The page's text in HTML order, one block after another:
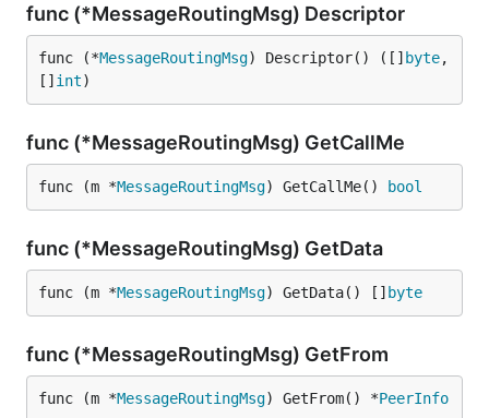
func (*MessageRoutingMsg) Descriptor
func (*MessageRoutingMsg) Descriptor() ([] byte,
[] int)
func (*MessageRoutingMsg) GetCallMe
func (m *MessageRoutingMsg) GetCallMe() bool
func (*MessageRoutingMsg) GetData
func (m *MessageRoutingMsg) GetData() [] byte
func (*MessageRoutingMsg) GetFrom
func (m *MessageRoutingMsg) GetFrom() *PeerInfo